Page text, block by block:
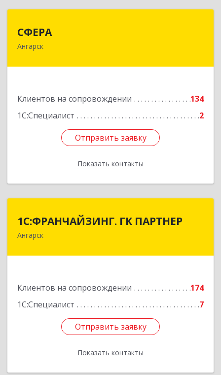
СФЕРА
Ангарск
Клиентов на сопровождении
134
1С:Специалист
2
Отправить заявку
Показать контакты
665816, Иркутская обл, Ангарск г, 177-й кв-л,
Отправить заявку
Назад
1С:ФРАНЧАЙЗИНГ. ГК ПАРТНЕР
Ангарск
Клиентов на сопровождении
174
1С:Специалист
7
Отправить заявку
Показать контакты
1С:ФРАНЧАЙЗИНГ. ГК ПАРТНЕР
Отправить заявку
Назад